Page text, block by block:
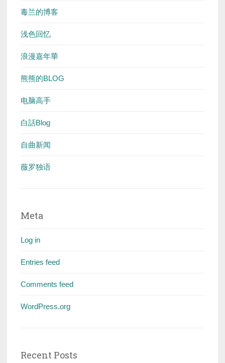
毒兰的博客
浅色回忆
浪漫嘉年華
熊熊的BLOG
电脑高手
白話Blog
自曲新闻
薇罗独语
Meta
Log in
Entries feed
Comments feed
WordPress.org
Recent Posts